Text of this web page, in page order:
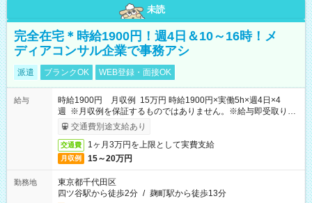
未読
完全在宅＊時給1900円！週4日＆10～16時！メ
ディアコンサル企業で事務アシ
派遣 ブランクOK WEB登録・面接OK
給与
時給1900円 月収例 15万円 時給1900円×実働5h×週4日×4
週 ※月収例を保証するものではありません。※給与即受取りサ
ービス利用可（利用条件有）
交通費別途支給あり
交通費 1ヶ月3万円を上限として実費支給
月収例 15～20万円
勤務地
東京都千代田区
四ツ谷駅から徒歩2分 / 麹町駅から徒歩13分